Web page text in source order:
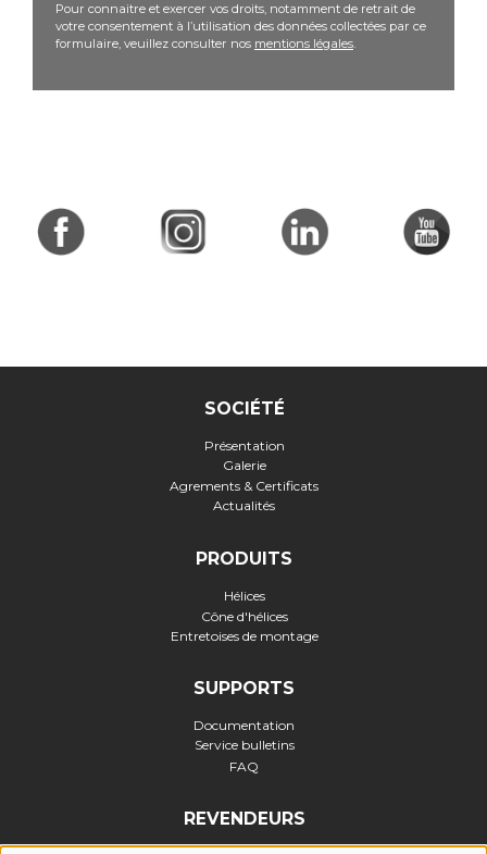
Pour connaitre et exercer vos droits, notamment de retrait de
votre consentement à l’utilisation des données collectées par ce
formulaire, veuillez consulter nos mentions légales.
SOCIÉTÉ
Présentation
Galerie
Agrements & Certificats
Actualités
PRODUITS
Hélices
Cône d'hélices
Entretoises de montage
SUPPORTS
Documentation
Service bulletins
FAQ
REVENDEURS